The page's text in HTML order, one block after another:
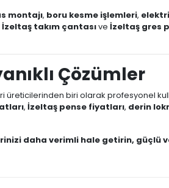
montajı, boru kesme işlemleri,
İzeltaş takım çantasıve İzeltaş gres
Çözümler
üreticilerinden biri olarak profesyonel
, İzeltaş pense fiyatları, derin
daha verimli hale getirin,